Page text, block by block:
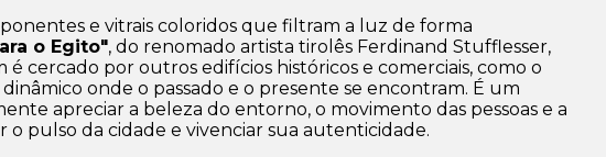
e vitrais coloridos que filtram a luz de forma
o Egito", do renomado artista tirolês Ferdinand Stufflesser,
cercado por outros edifícios históricos e comerciais, como o
onde o passado e o presente se encontram. É um
apreciar a beleza do entorno, o movimento das pessoas e a
pulso da cidade e vivenciar sua autenticidade.